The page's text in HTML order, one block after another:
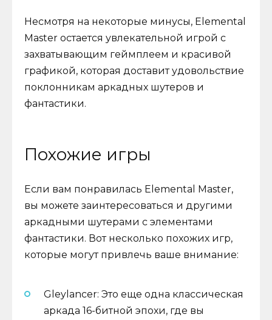
Несмотря на некоторые минусы, Elemental
Master остается увлекательной игрой с
захватывающим геймплеем и красивой
графикой, которая доставит удовольствие
поклонникам аркадных шутеров и
фантастики.
Похожие игры
Если вам понравилась Elemental Master,
вы можете заинтересоваться и другими
аркадными шутерами с элементами
фантастики. Вот несколько похожих игр,
которые могут привлечь ваше внимание:
Gleylancer: Это еще одна классическая
аркада 16-битной эпохи, где вы